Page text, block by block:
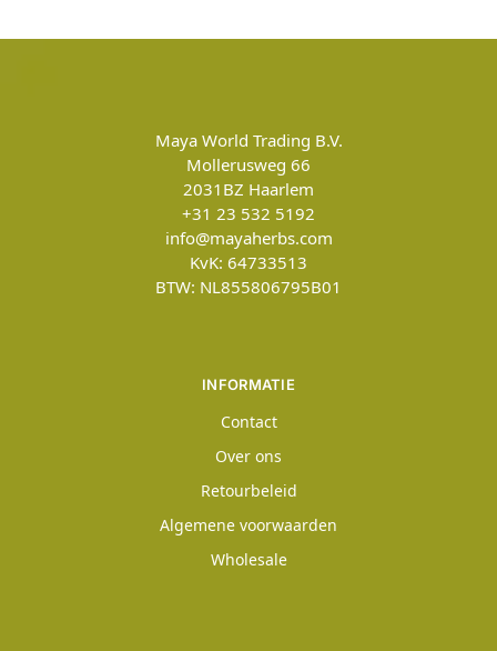
Maya World Trading B.V.
Mollerusweg 66
2031BZ Haarlem
+31 23 532 5192
info@mayaherbs.com
KvK: 64733513
BTW: NL855806795B01
INFORMATIE
Contact
Over ons
Retourbeleid
Algemene voorwaarden
Wholesale